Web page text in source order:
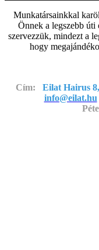
Munkatársainkkal
Önnek a legszebb
szervezzük, mindezt a
hogy
Cím: Eilat Hairus
info@eilat.hu